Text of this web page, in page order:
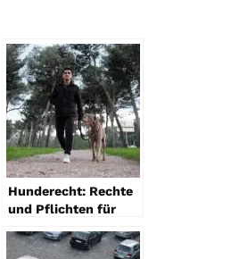
Hunderecht: Rechte
und Pflichten für